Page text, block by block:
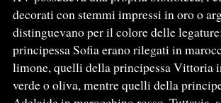
decorati con stemmi impressi in oro o
distinguevano per il colore delle
principessa Sofia erano rilegati in
limone, quelli della principessa Vittoria
verde o oliva, mentre quelli della